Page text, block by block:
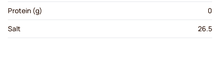
Protein (g)
0
Salt
26.5